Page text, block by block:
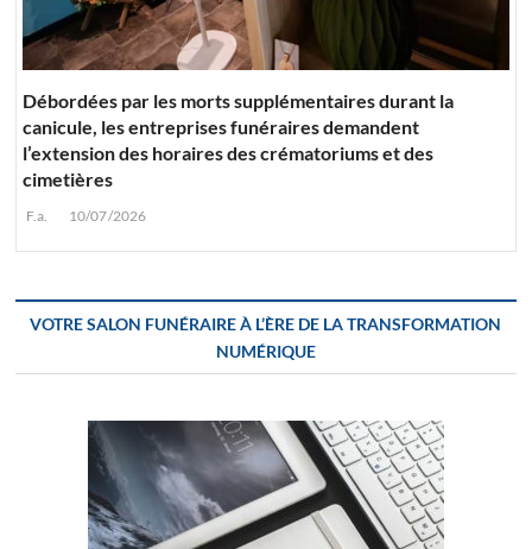
Débordées par les morts supplémentaires durant la
canicule, les entreprises funéraires demandent
l’extension des horaires des crématoriums et des
cimetières
F.a. 10/07/2026
VOTRE SALON FUNÉRAIRE À L’ÈRE DE LA TRANSFORMATION
NUMÉRIQUE